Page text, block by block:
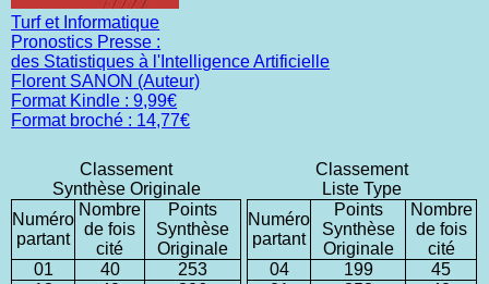
Turf et Informatique
Pronostics Presse :
des Statistiques à l'Intelligence Artificielle
Florent SANON (Auteur)
Format Kindle : 9,99€
Format broché : 14,77€
Classement
Synthèse Originale
Numéro
partant
Nombre
de fois
cité
Points
Synthèse
Originale
01
40
253
Classement
Liste Type
Numéro
partant
Points
Synthèse
Originale
Nombre
de fois
cité
04
199
45